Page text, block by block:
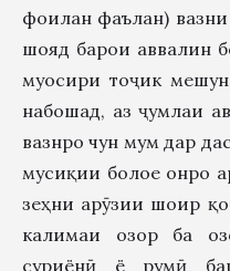
фоилан фаълан) вазни
шояд барои аввалин
муосири тоҷик
набошад, аз ҷумлаи
вазнро чун мум дар
мусиқии болое онро
зеҳни арӯзии шоир
калимаи озор ба
суриёнӣ ё румӣ